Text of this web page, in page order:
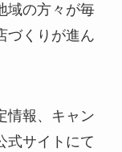
域の方々が毎
づくりが進ん
情報、キャン
式サイトにて